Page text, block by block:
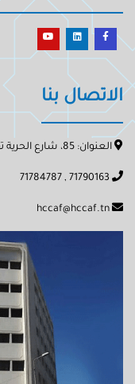
الاتصال بنا
العنوان: 85، شارع الحرية تونس 1002